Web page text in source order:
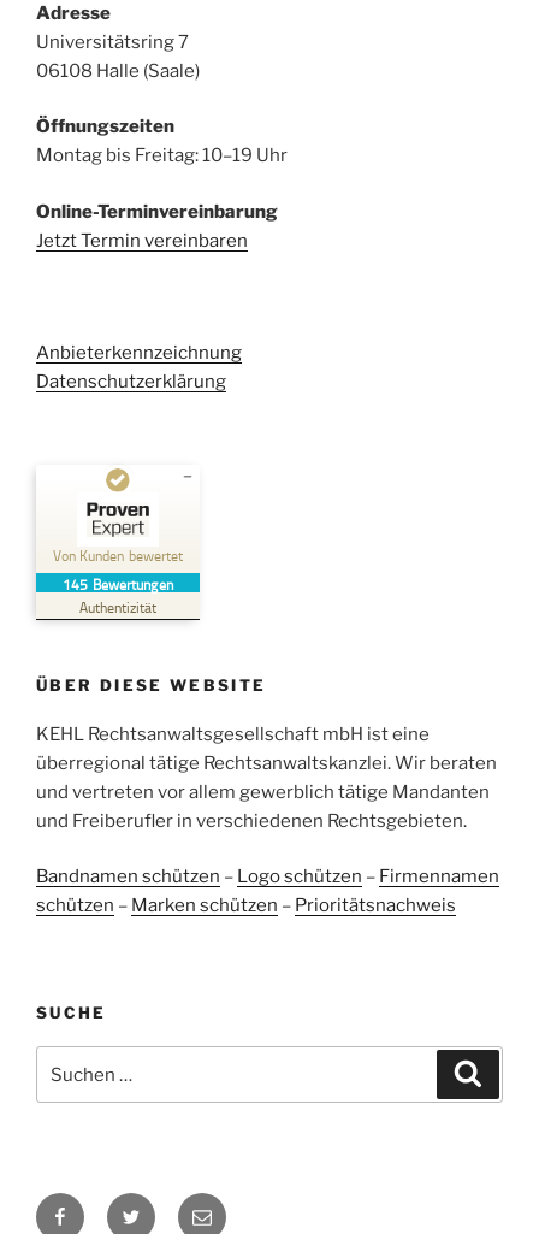
Adresse
Universitätsring 7
06108 Halle (Saale)
Öffnungszeiten
Montag bis Freitag: 10–19 Uhr
Online-Terminvereinbarung
Jetzt Termin vereinbaren
Anbieterkennzeichnung
Datenschutzerklärung
Von Kunden bewertet
145 Bewertungen
Authentizität
Kundenbewertungen und Erfahrungen zu
Kehl Rechtsanwaltsgesellschaft mbH
SEHR GUT
Bewertungen auf
ProvenExpert.com
Bewertungen von
2
anderen Quellen
Blick aufs ProvenExpert-Profil werfen
ÜBER DIESE WEBSITE
KEHL Rechtsanwaltsgesellschaft mbH ist eine
überregional tätige Rechtsanwaltskanzlei. Wir beraten
und vertreten vor allem gewerblich tätige Mandanten
und Freiberufler in verschiedenen Rechtsgebieten.
Bandnamen schützen – Logo schützen – Firmennamen
schützen – Marken schützen – Prioritätsnachweis
SUCHE
nach:
FacebookTwitter E-